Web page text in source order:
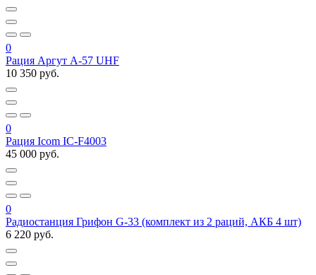
0
Рация Аргут А-57 UHF
10 350 руб.
0
Рация Icom IC-F4003
45 000 руб.
0
Радиостанция Грифон G-33 (комплект из 2 раций, АКБ 4 шт)
6 220 руб.